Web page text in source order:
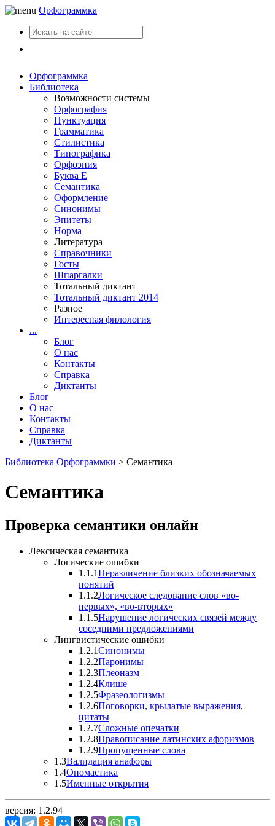
Орфограммка
Орфограммка
Библиотека
Возможности системы
Орфография
Пунктуация
Грамматика
Стилистика
Типографика
Орфоэпия
Буква Ё
Семантика
Оформление
Синонимы
Эпитеты
Норма
Литература
Справочники
Госты
Шпаргалки
Тотальный диктант
Тотальный диктант 2014
Разное
Интересная филология
...
Блог
О нас
Контакты
Справка
Диктанты
Блог
О нас
Контакты
Справка
Диктанты
Библиотека Орфограммки > Семантика
Семантика
Проверка семантики онлайн
Лексическая семантика
Логические ошибки
1.1.1Неразличение близких обозначаемых
понятий
1.1.2Логическое следование слов «во-
первых», «во-вторых»
1.1.5Нарушение логических связей между
соседними предложениями
Лингвистические ошибки
1.2.1Синонимы
1.2.2Паронимы
1.2.3Плеоназм
1.2.4Клише
1.2.5Фразеологизмы
1.2.6Поговорки, крылатые выражения,
цитаты
1.2.7Сложные опечатки
1.2.8Правописание латинских афоризмов
1.2.9Пропущенные слова
1.3Валидация анафоры
1.4Ономастика
1.5Именные открытия
версия: 1.2.94